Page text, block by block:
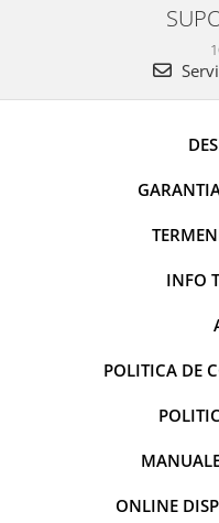
INFO
POLITICA DE
ONLINE